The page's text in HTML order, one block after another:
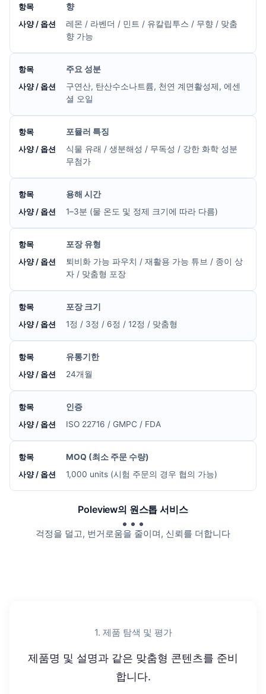
향
레몬 / 라벤더 / 민트 / 유칼립투스 / 무향 / 맞춤
향 가능
주요 성분
구연산, 탄산수소나트륨, 천연 계면활성제, 에센
셜 오일
포뮬러 특징
식물 유래 / 생분해성 / 무독성 / 강한 화학 성분
무첨가
용해 시간
1–3분 (물 온도 및 정제 크기에 따라 다름)
포장 유형
퇴비화 가능 파우치 / 재활용 가능 튜브 / 종이 상
자 / 맞춤형 포장
포장 크기
1정 / 3정 / 6정 / 12정 / 맞춤형
유통기한
24개월
인증
ISO 22716 / GMPC / FDA
MOQ (최소 주문 수량)
1,000 units (시험 주문의 경우 협의 가능)
Poleview의 원스톱 서비스
걱정을 덜고, 번거로움을 줄이며, 신뢰를 더합니다
1. 제품 탐색 및 평가
제품명 및 설명과 같은 맞춤형 콘텐츠를 준비
합니다.